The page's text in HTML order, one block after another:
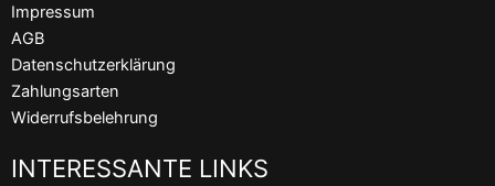
o
o
k
r
Impressum
AGB
Datenschutzerklärung
Zahlungsarten
Widerrufsbelehrung
INTERESSANTE LINKS